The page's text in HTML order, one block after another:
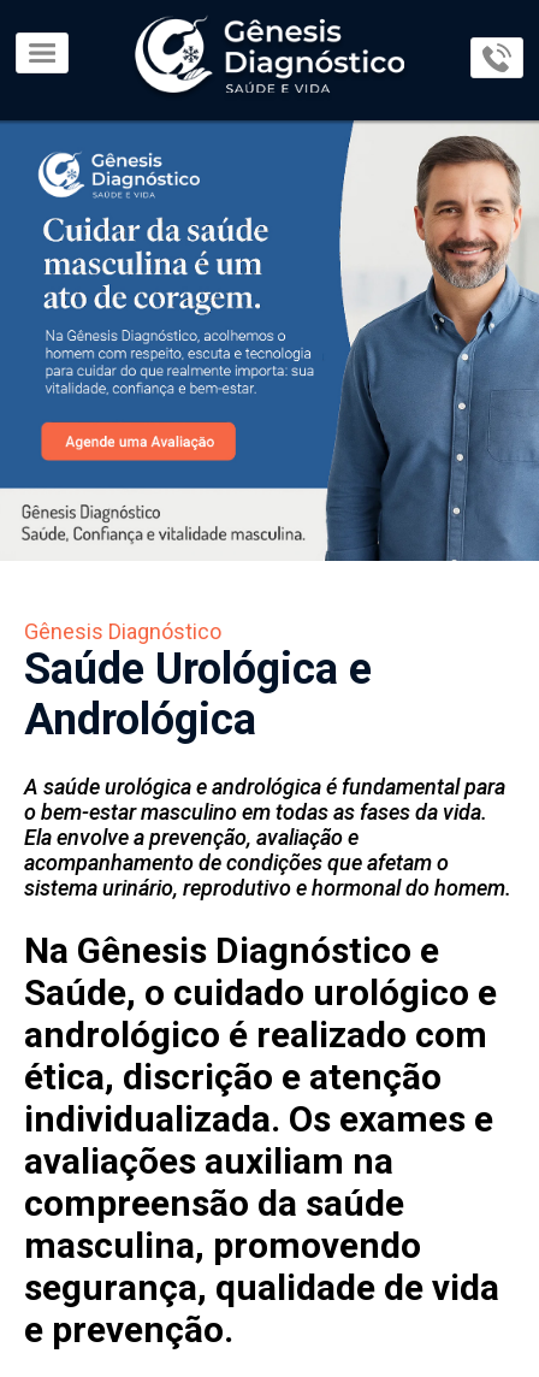
×
Page
O
Lab
Parceiros
Exames
e
Procedimentos
Consultas
Médicas
Dúvidas
e
Orientações
Blog
•
Resultados
dos
Exames
Gênesis Diagnóstico
Saúde Urológica e
Andrológica
A saúde urológica e andrológica é fundamental para
o bem-estar masculino em todas as fases da vida.
Ela envolve a prevenção, avaliação e
acompanhamento de condições que afetam o
sistema urinário, reprodutivo e hormonal do homem.
Na Gênesis Diagnóstico e
Saúde, o cuidado urológico e
andrológico é realizado com
ética, discrição e atenção
individualizada. Os exames e
avaliações auxiliam na
compreensão da saúde
masculina, promovendo
segurança, qualidade de vida
e prevenção.